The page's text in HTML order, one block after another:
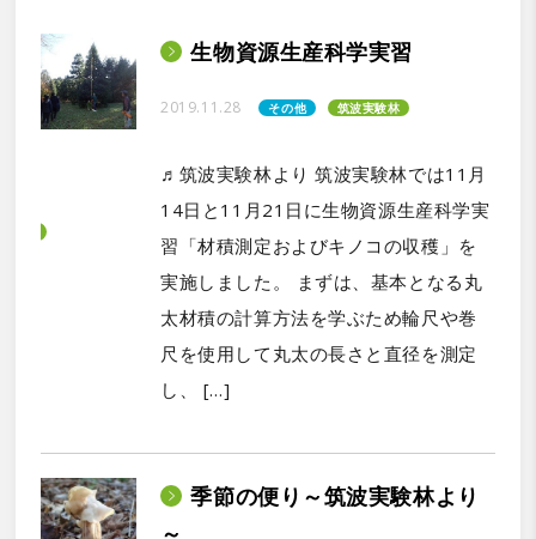
生物資源生産科学実習
2019.11.28 その他 筑波実験林
♬筑波実験林より 筑波実験林では11月
14日と11月21日に生物資源生産科学実
習「材積測定およびキノコの収穫」を
実施しました。 まずは、基本となる丸
太材積の計算方法を学ぶため輪尺や巻
尺を使用して丸太の長さと直径を測定
し、 […]
季節の便り～筑波実験林より
～